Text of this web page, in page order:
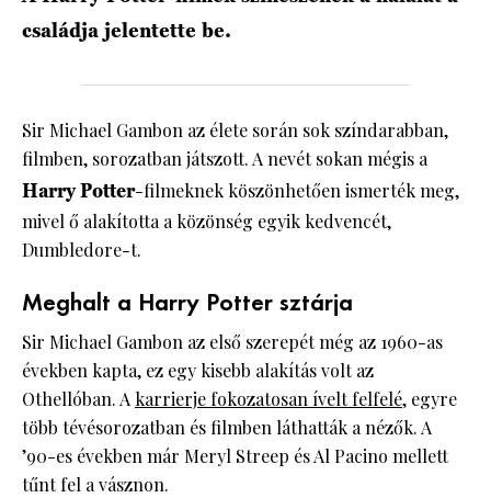
családja jelentette be.
Sir Michael Gambon az élete során sok színdarabban,
filmben, sorozatban játszott. A nevét sokan mégis a
Harry Potter-filmeknek köszönhetően ismerték meg,
mivel ő alakította a közönség egyik kedvencét,
Dumbledore-t.
Meghalt a Harry Potter sztárja
Sir Michael Gambon az első szerepét még az 1960-as
években kapta, ez egy kisebb alakítás volt az
Othellóban. A karrierje fokozatosan ívelt felfelé, egyre
több tévésorozatban és filmben láthatták a nézők. A
’90-es években már Meryl Streep és Al Pacino mellett
tűnt fel a vásznon.